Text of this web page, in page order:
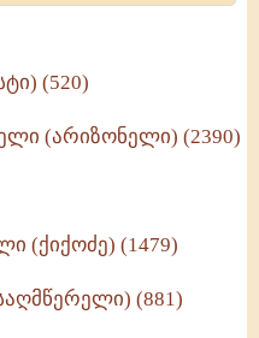
- II ტომი
-
(520)
(არიზონელი) (2390)
(ქიქოძე) (1479)
(881)